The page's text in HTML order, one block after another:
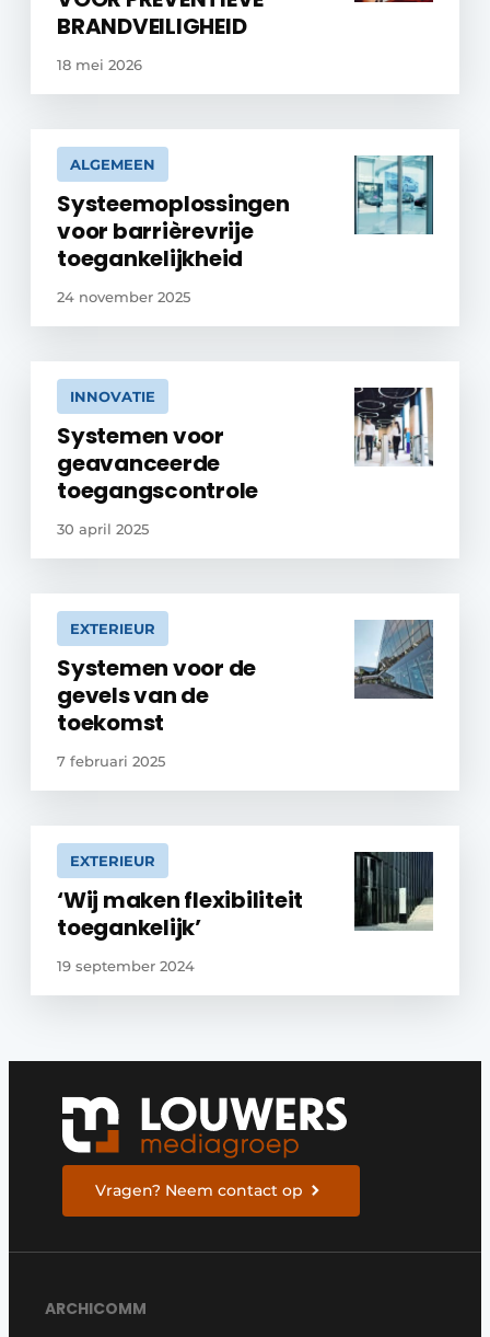
BRANDVEILIGHEID
18 mei 2026
ALGEMEEN
Systeemoplossingen
voor barrièrevrije
toegankelijkheid
24 november 2025
INNOVATIE
Systemen voor
geavanceerde
toegangscontrole
30 april 2025
EXTERIEUR
Systemen voor de
gevels van de
toekomst
7 februari 2025
EXTERIEUR
‘Wij maken flexibiliteit
toegankelijk’
19 september 2024
Vragen? Neem contact op
ARCHICOMM